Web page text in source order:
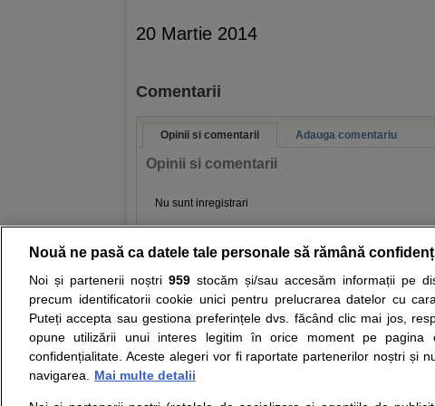
20 Martie 2014
Comentarii
Opinii si comentarii Adauga comentariu
Opinii si comentarii
Nu sunt inregistrari
Resurse: Autoevaluare simptome Interpretare
Opiniile avizate ale medicilor, sfaturile si orice alte
nici diagnosticul stabilit in urma investigatiilor si
ii punem la dispozitie pentru programare in sistemul de
Nouă ne pasă ca datele tale personale să rămână
Noi și partenerii noștri 959stocăm și/sau accesăm informații pe
precum identificatorii cookie unici pentru prelucrarea datelor cu
Puteți accepta sau gestiona preferințele dvs. făcând clic mai jos,
opune utilizării unui interes legitim în orice moment pe pagina
confidențialitate. Aceste alegeri vor fi raportate partenerilor noștri și
navigarea.
Mai multe detalii